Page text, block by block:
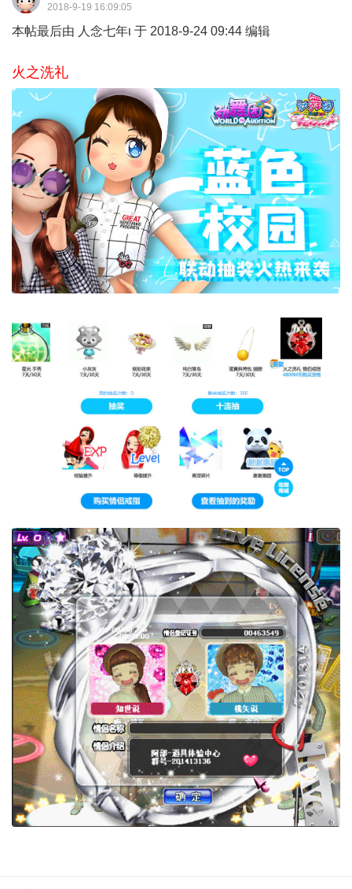
2018-9-19 16:09:05
本帖最后由 人念七年ι 于 2018-9-24 09:44 编辑
火之洗礼